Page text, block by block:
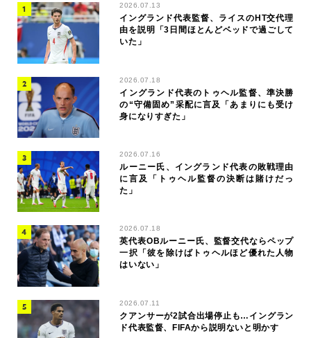
2026.07.13
イングランド代表監督、ライスのHT交代理
由を説明「3日間ほとんどベッドで過ごして
いた」
2026.07.18
イングランド代表のトゥヘル監督、準決勝
の“守備固め”采配に言及「あまりにも受け
身になりすぎた」
2026.07.16
ルーニー氏、イングランド代表の敗戦理由
に言及「トゥヘル監督の決断は賭けだっ
た」
2026.07.18
英代表OBルーニー氏、監督交代ならペップ
一択「彼を除けばトゥヘルほど優れた人物
はいない」
2026.07.11
クアンサーが2試合出場停止も…イングラン
ド代表監督、FIFAから説明ないと明かす